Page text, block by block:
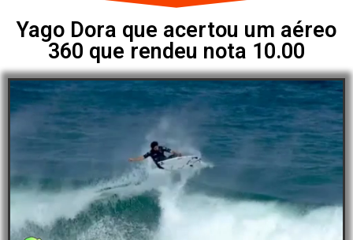
Yago Dora que acertou um aéreo
360 que rendeu nota 10.00